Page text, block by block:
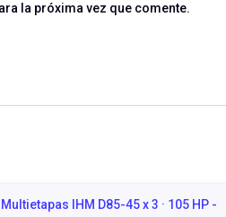
la próxima vez que comente.